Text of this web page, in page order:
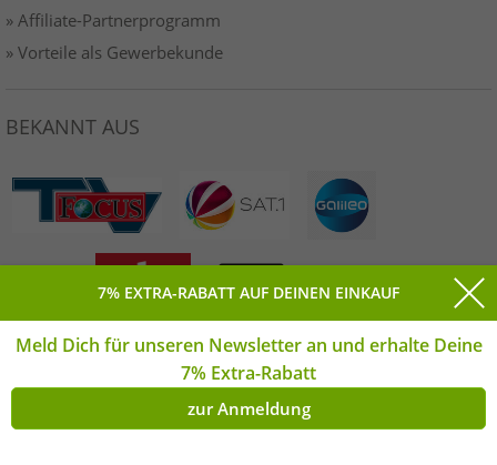
» Affiliate-Partnerprogramm
» Vorteile als Gewerbekunde
BEKANNT AUS
ZAHLUNGSARTEN
7% EXTRA-RABATT AUF DEINEN EINKAUF
Meld Dich für unseren Newsletter an und erhalte Deine
7% Extra-Rabatt
zur Anmeldung